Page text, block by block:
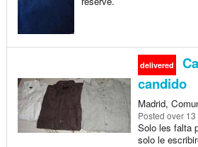
delivered
candido
Madrid,
Posted over 13
Solo les falta
solo le